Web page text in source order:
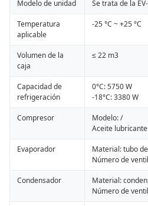
Modelo de unidad Se trata de la
Temperatura
aplicable
-25 °C ~ +25 °C
Volumen de la
caja
≤ 22 m3
Capacidad de
refrigeración
0°C: 5750 W
-18°C: 3380 W
Compresor
Modelo: /
Aceite
Evaporador
Material: tubo
Número de
Condensador
Material:
Número de